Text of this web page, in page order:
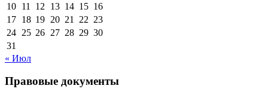
10 11 12 13 14 15 16
17 18 19 20 21 22 23
24 25 26 27 28 29 30
31
« Июл
Правовые документы